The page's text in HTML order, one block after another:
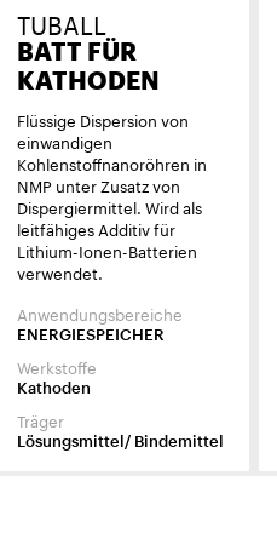
TUBALL
BATT FÜR
KATHODEN
Flüssige Dispersion von
einwandigen
Kohlenstoffnanoröhren in
NMP unter Zusatz von
Dispergiermittel. Wird als
leitfähiges Additiv für
Lithium-Ionen-Batterien
verwendet.
Anwendungsbereiche
ENERGIESPEICHER
Werkstoffe
Kathoden
Träger
Lösungsmittel/ Bindemittel